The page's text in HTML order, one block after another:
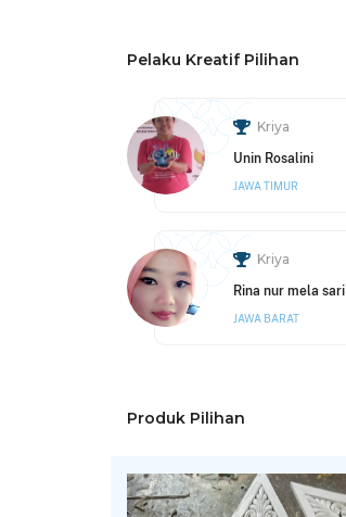
Pelaku Kreatif Pilihan
Kriya
Unin Rosalini
JAWA TIMUR
Kriya
Rina nur mela sari
JAWA BARAT
Produk Pilihan